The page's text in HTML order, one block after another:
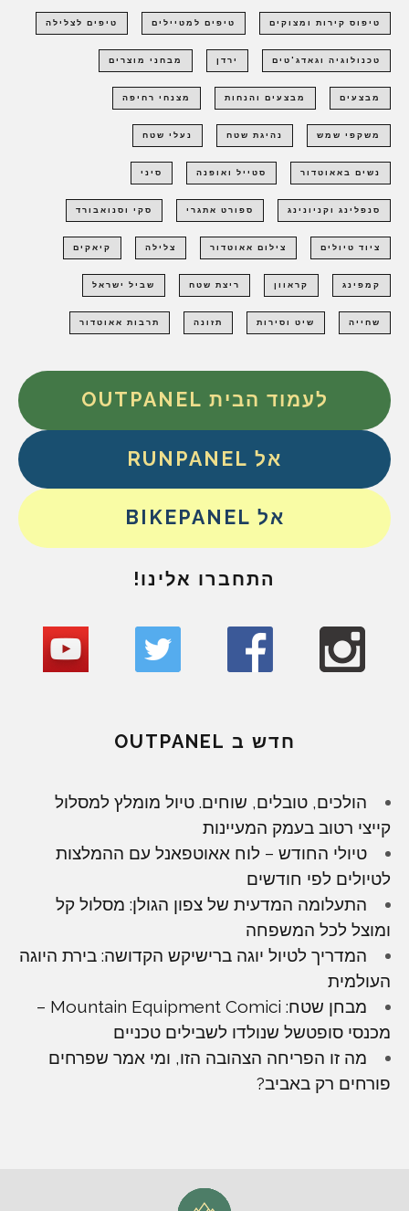
טיפוס קירות ומצוקים טיפים למטיילים טיפים לצלילה
טכנולוגיה וגאדג'טים ירדן מבחני מוצרים
מבצעים מבצעים והנחות מצנחי רחיפה
משקפי שמש נהיגת שטח נעלי שטח
נשים באאוטדור סטייל ואופנה סיני
סנפלינג וקניונינג ספורט אתגרי סקי וסנואבורד
ציוד טיולים צילום אאוטדור צלילה קיאקים
קמפינג קראוון ריצת שטח שביל ישראל
שחייה שיט וסירות תזונה תרבות אאוטדור
לעמוד הבית OUTPANEL
אל RUNPANEL
אל BIKEPANEL
התחברו אלינו!
חדש ב OUTPANEL
הולכים, טובלים, שוחים. טיול מומלץ למסלול
קייצי רטוב בעמק המעיינות
טיולי החודש – לוח אאוטפאנל עם ההמלצות
לטיולים לפי חודשים
התעלומה המדעית של צפון הגולן: מסלול קל
ומוצל לכל המשפחה
המדריך לטיול יוגה ברישיקש הקדושה: בירת היוגה
העולמית
מבחן שטח: Mountain Equipment Comici –
מכנסי סופטשל שנולדו לשבילים טכניים
מה זו הפריחה הצהובה הזו, ומי אמר שפרחים
פורחים רק באביב?